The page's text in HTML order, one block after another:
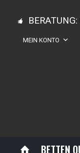
MEIN KONTO
BETTEN